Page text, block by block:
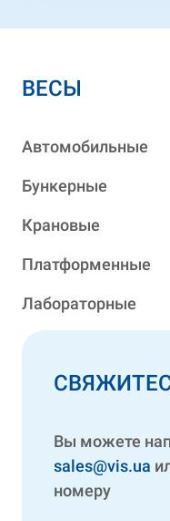
ВЕСЫ
Автомобильные
Бункерные
Крановые
Платформенные
Лабораторные
Вы можете
sales@vis.ua
номеру